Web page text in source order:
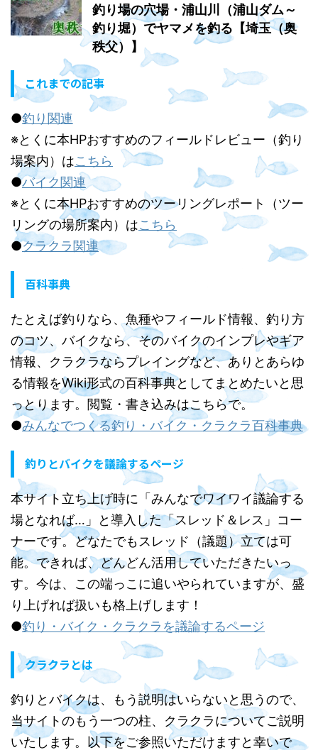
釣り場の穴場・浦山川（浦山ダム～
釣り堀）でヤマメを釣る【埼玉（奥
秩父）】
これまでの記事
●釣り関連
※とくに本HPおすすめのフィールドレビュー（釣り
場案内）はこちら
●バイク関連
※とくに本HPおすすめのツーリングレポート（ツー
リングの場所案内）はこちら
●クラクラ関連
百科事典
たとえば釣りなら、魚種やフィールド情報、釣り方
のコツ、バイクなら、そのバイクのインプレやギア
情報、クラクラならプレイングなど、ありとあらゆ
る情報をWiki形式の百科事典としてまとめたいと思
っとります。閲覧・書き込みはこちらで。
●みんなでつくる釣り・バイク・クラクラ百科事典
釣りとバイクを議論するページ
本サイト立ち上げ時に「みんなでワイワイ議論する
場となれば…」と導入した「スレッド＆レス」コー
ナーです。どなたでもスレッド（議題）立ては可
能。できれば、どんどん活用していただきたいっ
す。今は、この端っこに追いやられていますが、盛
り上げれば扱いも格上げします！
●釣り・バイク・クラクラを議論するページ
クラクラとは
釣りとバイクは、もう説明はいらないと思うので、
当サイトのもう一つの柱、クラクラについてご説明
いたします。以下をご参照いただけますと幸いで